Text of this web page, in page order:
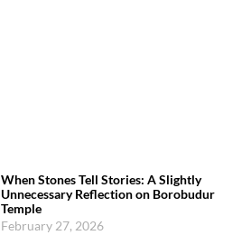
When Stones Tell Stories: A Slightly
Unnecessary Reflection on Borobudur
Temple
February 27, 2026